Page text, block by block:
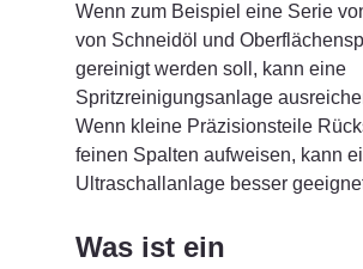
Wenn zum Beispiel eine Serie
von Schneidöl und
gereinigt werden soll, kann eine
Spritzreinigungsanlage
Wenn kleine Präzisionsteile
feinen Spalten aufweisen, kann
Ultraschallanlage besser
Was ist ein